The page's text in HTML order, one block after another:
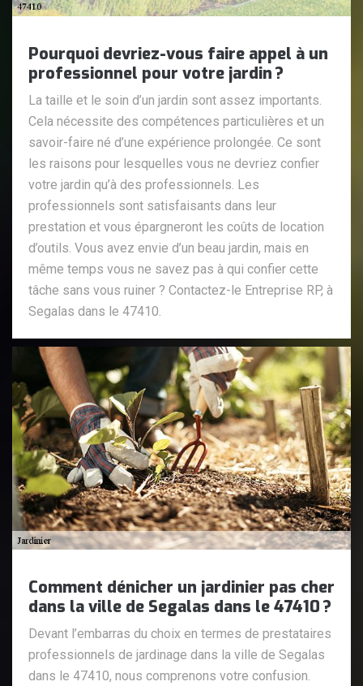
Pourquoi devriez-vous faire appel à un
professionnel pour votre jardin ?
La taille et le soin d’un jardin sont assez importants.
Cela nécessite des compétences particulières et un
savoir-faire né d’une expérience prolongée. Ce sont
les raisons pour lesquelles vous ne devriez confier
votre jardin qu’à des professionnels. Les
professionnels sont satisfaisants dans leur
prestation et vous épargneront les coûts de location
d’outils. Vous avez envie d’un beau jardin, mais en
même temps vous ne savez pas à qui confier cette
tâche sans vous ruiner ? Contactez-le Entreprise RP, à
Segalas dans le 47410.
Comment dénicher un jardinier pas cher
dans la ville de Segalas dans le 47410 ?
Devant l’embarras du choix en termes de prestataires
professionnels de jardinage dans la ville de Segalas
dans le 47410, nous comprenons votre confusion.